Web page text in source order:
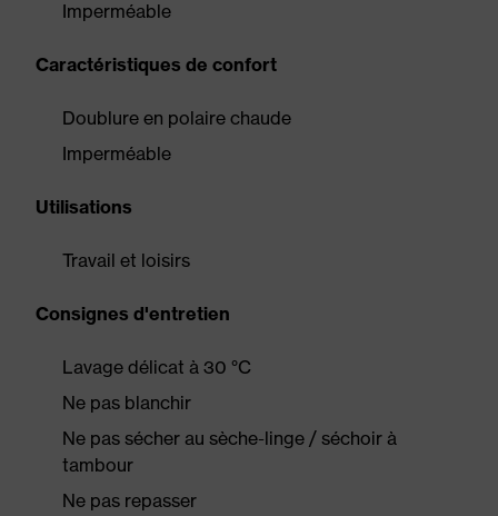
Imperméable
Caractéristiques de confort
Doublure en polaire chaude
Imperméable
Utilisations
Travail et loisirs
Consignes d'entretien
Lavage délicat à 30 °C
Ne pas blanchir
Ne pas sécher au sèche-linge / séchoir à
tambour
Ne pas repasser